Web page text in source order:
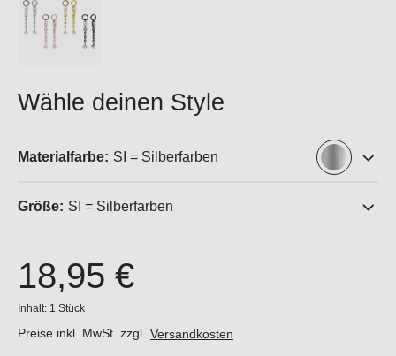
Wähle deinen Style
Materialfarbe: SI = Silberfarben
Größe: SI = Silberfarben
18,95 €
Inhalt: 1 Stück
Preise inkl. MwSt. zzgl. Versandkosten